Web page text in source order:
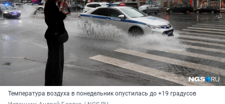
Температура воздуха в понедельник опустилась до +19 градусов